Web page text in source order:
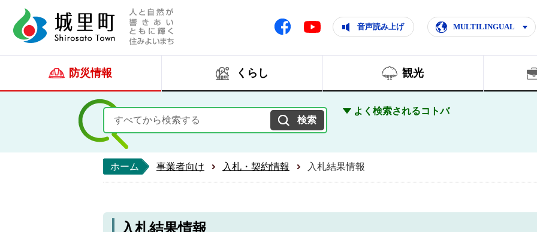
人と自然が響きあいともに輝く住みよいまち
Facebook Youtube 音声読み上げ MULTILINGUAL
防災情報 くらし 観光
よく検索されるコトバ
ホーム 事業者向け 入札・契約情報 入札結果情報
入札結果情報